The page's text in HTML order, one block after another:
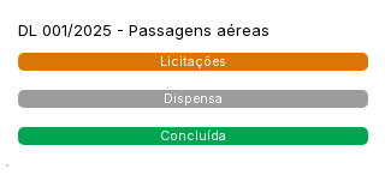
DL 001/2025 - Passagens aéreas
Licitações
Dispensa
Concluída